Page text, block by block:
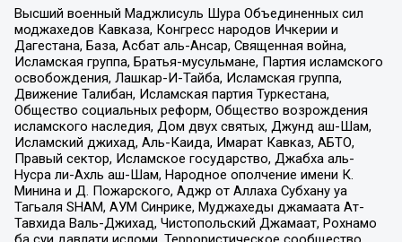
Высший военный Маджлисуль Шура Объединенных сил
моджахедов Кавказа, Конгресс народов Ичкерии и
Дагестана, База, Асбат аль-Ансар, Священная война,
Исламская группа, Братья-мусульмане, Партия исламского
освобождения, Лашкар-И-Тайба, Исламская группа,
Движение Талибан, Исламская партия Туркестана,
Общество социальных реформ, Общество возрождения
исламского наследия, Дом двух святых, Джунд аш-Шам,
Исламский джихад, Аль-Каида, Имарат Кавказ, АБТО,
Правый сектор, Исламское государство, Джабха аль-
Нусра ли-Ахль аш-Шам, Народное ополчение имени К.
Минина и Д. Пожарского, Аджр от Аллаха Субхану уа
Тагьаля SHAM, АУМ Синрике, Муджахеды джамаата Ат-
Тавхида Валь-Джихад, Чистопольский Джамаат, Рохнамо